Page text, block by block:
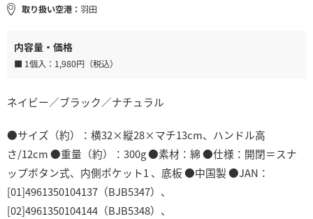
取り扱い空港： 羽田
内容量・価格
■ 1個入： 1,980円（税込）
ネイビー／ブラック／ナチュラル
●サイズ（約）：横32×縦28×マチ13cm、ハンドル高
さ/12cm ●重量（約）：300g ●素材：綿 ●仕様：開閉＝スナ
ップボタン式、内側ポケット1 、底板 ●中国製 ●JAN：
[01]4961350104137（BJB5347）、
[02]4961350104144（BJB5348）、